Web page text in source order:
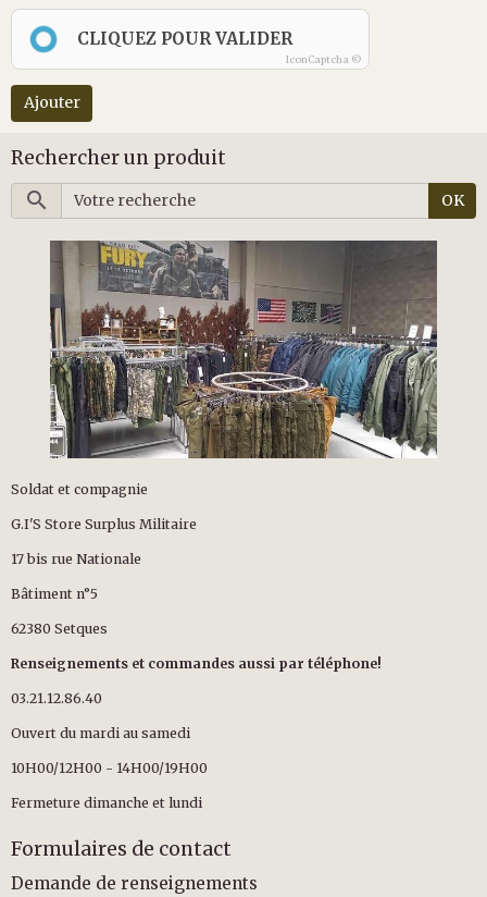
CLIQUEZ POUR VALIDER
IconCaptcha ©
Ajouter
Rechercher un produit
OK
Soldat et compagnie
G.I'S Store Surplus Militaire
17 bis rue Nationale
Bâtiment n°5
62380 Setques
Renseignements et commandes aussi par téléphone!
03.21.12.86.40
Ouvert du mardi au samedi
10H00/12H00 - 14H00/19H00
Fermeture dimanche et lundi
Formulaires de contact
Demande de renseignements